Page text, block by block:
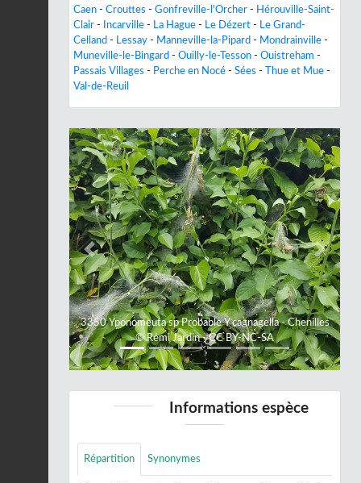
Caen - Crouttes - Gonfreville-l'Orcher - Hérouville-Saint-
Clair - Incarville - La Hague - Le Dézert - Le Grand-
Celland - Lessay - Manneville-la-Pipard - Mondrainville -
Muneville-le-Bingard - Ouilly-le-Tesson - Ouistreham -
Passais Villages - Perche en Nocé - Sées - Thue et Mue -
Val-de-Reuil
3350 Yponomeuta sp Probable Y cagnagella - Chenilles
© Rémi Jardin - CC BY-NC-SA
Previous Next
Informations espèce
Répartition Synonymes